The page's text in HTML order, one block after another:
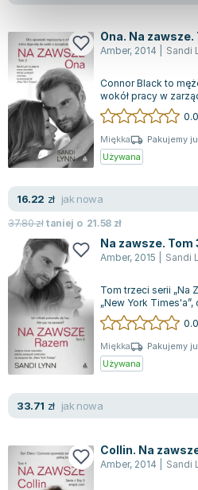
Ona. Na zawsze.
Amber, 2014 Sandi
Connor Black to
wokół pracy w
konsorcjum oraz
0.0
Miękka
Pakujemy
Używana
16.22 zł jak nowa
37.80złtaniej o 21.58 zł
Na zawsze. Tom
Amber, 2015 Sandi
Tom trzeci serii „Na
„New York
Ellery, która
0.0
Miękka
Pakujemy
Używana
33.71 zł jak nowa
Collin. Na
Amber, 2014 Sandi